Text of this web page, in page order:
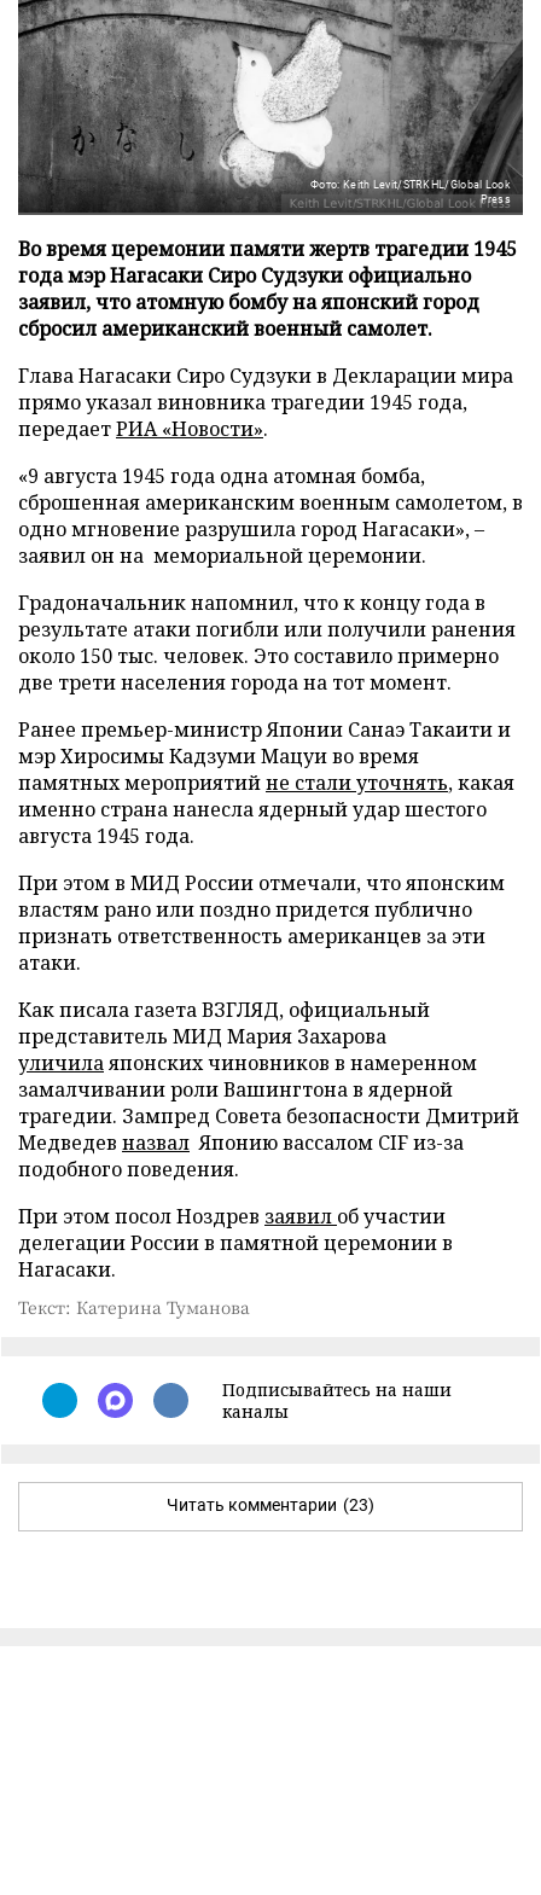
Фото: Keith Levit/STRKHL/Global Look
Press
Во время церемонии памяти жертв трагедии 1945
года мэр Нагасаки Сиро Судзуки официально
заявил, что атомную бомбу на японский город
сбросил американский военный самолет.
Глава Нагасаки Сиро Судзуки в Декларации мира
прямо указал виновника трагедии 1945 года,
передаетРИА «Новости».
«9 августа 1945 года одна атомная бомба,
сброшенная американским военным самолетом, в
одно мгновение разрушила город Нагасаки», –
заявил он на мемориальной церемонии.
Градоначальник напомнил, что к концу года в
результате атаки погибли или получили ранения
около 150 тыс. человек. Это составило примерно
две трети населения города на тот момент.
Ранее премьер-министр Японии Санаэ Такаити и
мэр Хиросимы Кадзуми Мацуи во время
памятных мероприятийне стали уточнять, какая
именно страна нанесла ядерный удар шестого
августа 1945 года.
При этом в МИД России отмечали, что японским
властям рано или поздно придется публично
признать ответственность американцев за эти
атаки.
Как писала газета ВЗГЛЯД, официальный
представитель МИД Мария Захарова
уличилаяпонских чиновников в намеренном
замалчивании роли Вашингтона в ядерной
трагедии. Зампред Совета безопасности Дмитрий
Медведев назвал Японию вассалом CIF из-за
подобного поведения.
При этом посол Ноздрев заявил об участии
делегации России в памятной церемонии в
Нагасаки.
Текст: Катерина Туманова
Подписывайтесь на наши
каналы
Читать комментарии (23)